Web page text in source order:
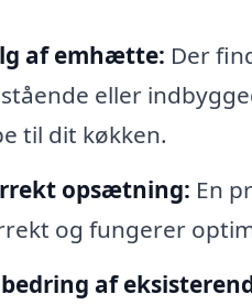
af emhætte: Der
eller
til dit køkken.
opsætning: En
og fungerer
af